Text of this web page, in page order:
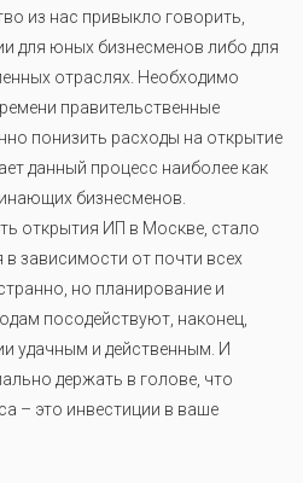
из нас привыкло говорить,
для юных бизнесменов либо для
отраслях. Необходимо
правительственные
понизить расходы на открытие
данный процесс наиболее как
бизнесменов.
открытия ИП в Москве, стало
зависимости от почти всех
но планирование и
посодействуют, наконец,
удачным и действенным. И
держать в голове, что
– это инвестиции в ваше